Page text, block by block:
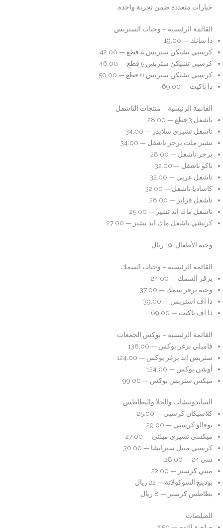
خيارات متعددة ضمن تجربة واحدة.
القائمة الرئيسية – وجبات الستربس
ذا شانك — 19.00
كرسبي تشيكن ستربس 4 قطع — 42.00
كرسبي تشيكن ستربس 5 قطع — 46.00
كرسبي تشيكن ستربس 6 قطع — 50.00
ذا باكيت — 69.00
القائمة الرئيسية – منتجات الناشفل
ناشفل 3 قطع — 28.00
ناشفل تشيزي سلايدر — 34.00
تشيز ملت برجر ناشفل — 34.00
برجر ناشفل — 28.00
تاكو ناشفل — 32.00
ناشفل عربي — 32.00
كاساديا ناشفل — 32.00
ناشفل فرايز — 28.00
ناشفل ماك اند تشيز — 25.00
كرنشي ناشفل ماك اند تشيز — 27.00
وجبة الأطفال: 19 ريال
القائمة الرئيسية – وجبات السمك
برقر السمك — 24.00
وجبة برقر سمك — 37.00
ذا اف استربس — 39.00
ذا اف باكيت — 69.00
القائمة الرئيسية – بوكس الجمعات
فاميلي برغر بوكس — 138.00
ستربس اند برغر بوكس — 124.00
أوشن بوكس — 124.00
ميكس ستربس بوكس — 99.00
الساندويتشات والحلا والبطاطس
كلاسيكان كرسبي — 25.00
بوفالو كرسبي — 29.00
ميكسي تشيزي ميلتي — 27.00
كرسبي ميبل سيراتشا — 30.00
سي 24 — 28.00
ميني كرسبر — 22.00
بودينغ الشوكولاتة — 22 ريال
بطاطس كرسبر — 8 ريال
الصلصات